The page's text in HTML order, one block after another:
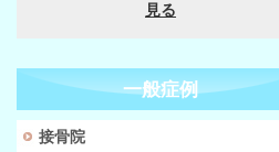
一般症例
接骨院